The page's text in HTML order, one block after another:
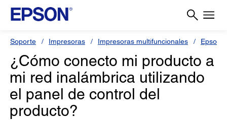
Soporte Impresoras Impresoras multifuncionales Epson
¿Cómo conecto mi producto a
mi red inalámbrica utilizando
el panel de control del
producto?